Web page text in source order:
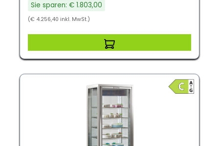
Sie sparen: € 1.803,00
(€ 4.256,40 inkl. MwSt.)